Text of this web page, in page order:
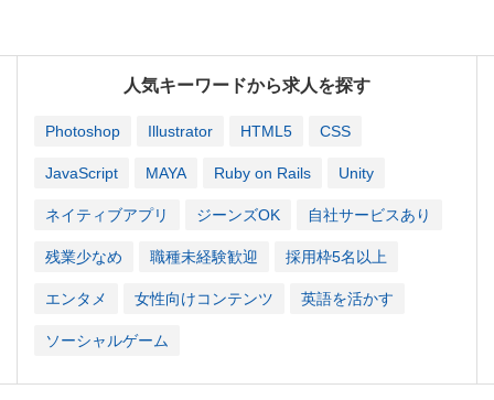
人気キーワードから求人を探す
Photoshop Illustrator HTML5 CSS
JavaScript MAYA Ruby on Rails Unity
ネイティブアプリ ジーンズOK 自社サービスあり
残業少なめ 職種未経験歓迎 採用枠5名以上
エンタメ 女性向けコンテンツ 英語を活かす
ソーシャルゲーム